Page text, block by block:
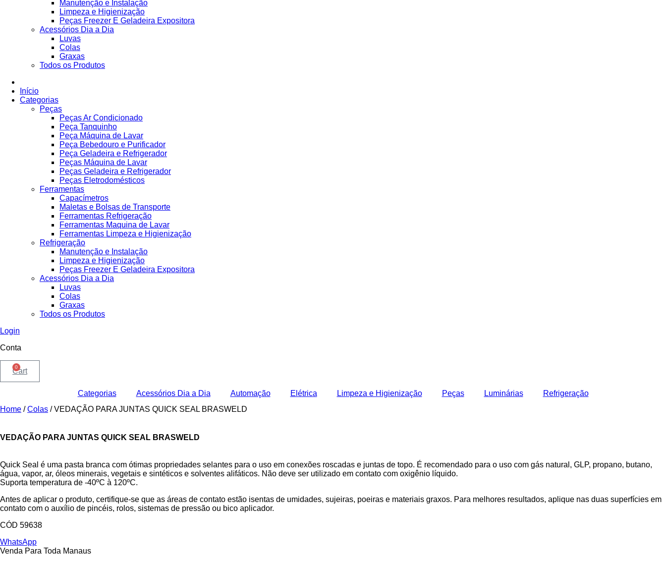
Manutenção e Instalação
Limpeza e Higienização
Peças Freezer E Geladeira Expositora
Acessórios Dia a Dia
Luvas
Colas
Graxas
Todos os Produtos
Início
Categorias
Peças
Peças Ar Condicionado
Peça Tanquinho
Peça Máquina de Lavar
Peça Bebedouro e Purificador
Peça Geladeira e Refrigerador
Peças Máquina de Lavar
Peças Geladeira e Refrigerador
Peças Eletrodomésticos
Ferramentas
Capacímetros
Maletas e Bolsas de Transporte
Ferramentas Refrigeração
Ferramentas Maquina de Lavar
Ferramentas Limpeza e Higienização
Refrigeração
Manutenção e Instalação
Limpeza e Higienização
Peças Freezer E Geladeira Expositora
Acessórios Dia a Dia
Luvas
Colas
Graxas
Todos os Produtos
Login
Conta
0
Cart
Categorias Acessórios Dia a Dia Automação Elétrica Limpeza e Higienização Peças Luminárias
Refrigeração
Home /Colas / VEDAÇÃO PARA JUNTAS QUICK SEAL BRASWELD
VEDAÇÃO PARA JUNTAS QUICK SEAL BRASWELD
Quick Seal é uma pasta branca com ótimas propriedades selantes para o uso em conexões roscadas e juntas de topo. É recomendado para o uso com gás natural, GLP, propano, butano,
água, vapor, ar, óleos minerais, vegetais e sintéticos e solventes alifáticos. Não deve ser utilizado em contato com oxigênio líquido.
Suporta temperatura de -40ºC à 120ºC.
Antes de aplicar o produto, certifique-se que as áreas de contato estão isentas de umidades, sujeiras, poeiras e materiais graxos. Para melhores resultados, aplique nas duas superfícies em
contato com o auxílio de pincéis, rolos, sistemas de pressão ou bico aplicador.
CÓD 59638
WhatsApp
Venda Para Toda Manaus